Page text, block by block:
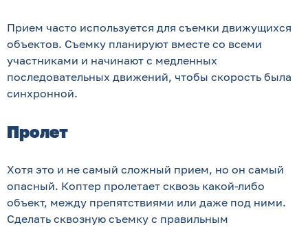
Прием часто используется для съемки движущихся
объектов. Съемку планируют вместе со всеми
участниками и начинают с медленных
последовательных движений, чтобы скорость была
синхронной.
Пролет
Хотя это и не самый сложный прием, но он самый
опасный. Коптер пролетает сквозь какой-либо
объект, между препятствиями или даже под ними.
Сделать сквозную съемку с правильным